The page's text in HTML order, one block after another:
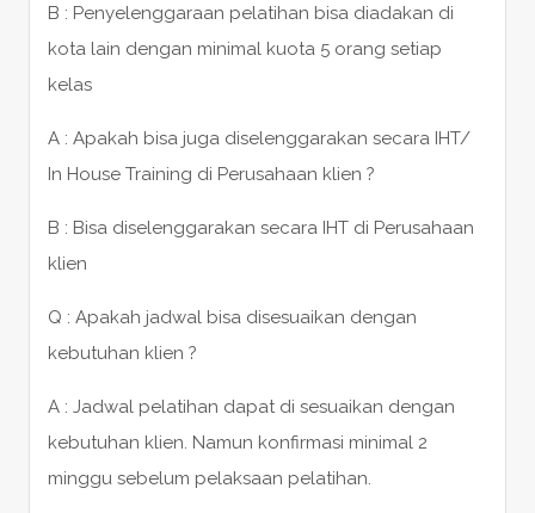
B : Penyelenggaraan pelatihan bisa diadakan di
kota lain dengan minimal kuota 5 orang setiap
kelas
A : Apakah bisa juga diselenggarakan secara IHT/
In House Training di Perusahaan klien ?
B : Bisa diselenggarakan secara IHT di Perusahaan
klien
Q : Apakah jadwal bisa disesuaikan dengan
kebutuhan klien ?
A : Jadwal pelatihan dapat di sesuaikan dengan
kebutuhan klien. Namun konfirmasi minimal 2
minggu sebelum pelaksaan pelatihan.